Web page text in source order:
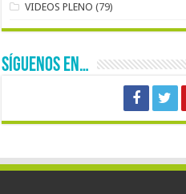
VIDEOS PLENO (79)
SÍGUENOS EN…